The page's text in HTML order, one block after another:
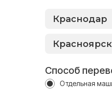
Способ
Отдельная